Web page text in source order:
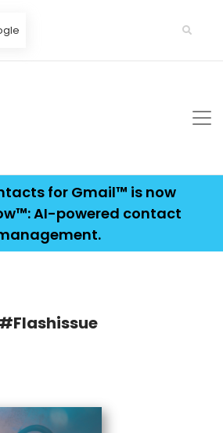
for Gmail™ is now
AI-powered contact
#Flashissue